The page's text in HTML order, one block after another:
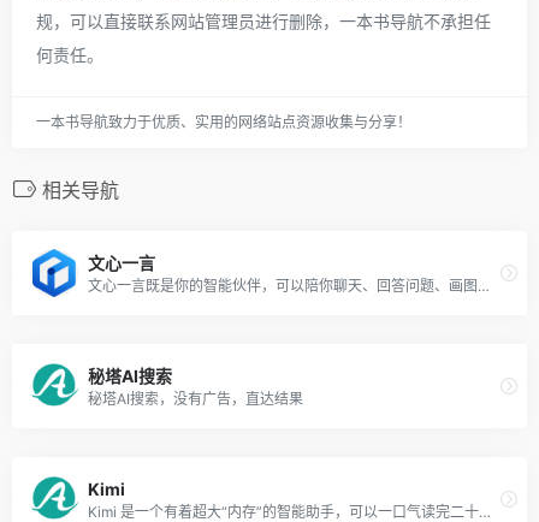
规，可以直接联系网站管理员进行删除，一本书导航不承担任
何责任。
一本书导航致力于优质、实用的网络站点资源收集与分享！
相关导航
文心一言
文心一言既是你的智能伙伴，可以陪你聊天、回答问题、画图识图；也是你的AI助手，可以提供灵感、撰写文案、阅读文档、智能翻译，帮你高效完成工作和学习任务。
秘塔AI搜索
秘塔AI搜索，没有广告，直达结果
Kimi
Kimi 是一个有着超大“内存”的智能助手，可以一口气读完二十万字的小说，还会上网冲浪，快来跟他聊聊吧 | Kimi - Moonshot AI 出品的智能助手